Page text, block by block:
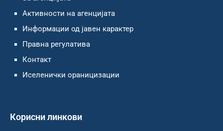
Активности на агенцијата
Информации од јавен карактер
Правна регулатива
Контакт
Иселенички ораницизации
Корисни линкови